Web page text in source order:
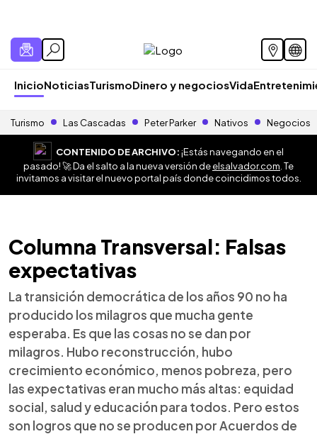
InicioNoticiasTurismoDinero y negociosVida
Turismo Las Cascadas Peter Parker Nativos Negocios
CONTENIDO DE ARCHIVO:¡Estás navegando en el
pasado! 🚀 Da el salto a la nueva versión deelsalvador.com . Te
invitamos a visitar el nuevo portal país donde coincidimos todos.
Columna Transversal: Falsas
expectativas
La transición democrática de los años 90 no ha
producido los milagros que mucha gente
esperaba. Es que las cosas no se dan por
milagros. Hubo reconstrucción, hubo
crecimiento económico, menos pobreza, pero
las expectativas eran mucho más altas: equidad
social, salud y educación para todos. Pero estos
son logros que no se producen por Acuerdos de